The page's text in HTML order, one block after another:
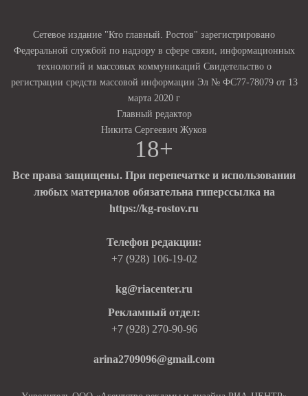
Сетевое издание "Кто главный. Ростов" зарегистрировано
Федеральной службой по надзору в сфере связи, информационных
технологий и массовых коммуникаций Свидетельство о
регистрации средств массовой информации Эл № ФС77-78079 от 13
марта 2020 г
Главный редактор
Никита Сергеевич Жуков
18+
Все права защищены. При перепечатке и использовании
любых материалов обязательна гиперссылка на
https://kg-rostov.ru
Телефон редакции:
+7 (928) 106-19-02
kg@riacenter.ru
Рекламный отдел:
+7 (928) 270-90-96
arina2709096@gmail.com